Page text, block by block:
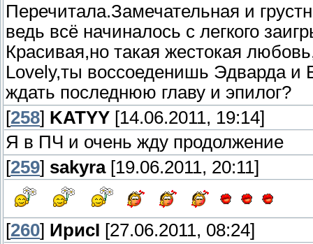
Перечитала.Замечательная и
ведь всё начиналось с легкого
Красивая,но такая жестокая
Lovely,ты воссоеденишь Эдварда и
ждать последнюю главу и эпилог?
[258] KATYY [14.06.2011, 19:14]
Я в ПЧ и очень жду продолжение
[259] sakyra[19.06.2011, 20:11]
[260] ИрисI [27.06.2011, 08:24]